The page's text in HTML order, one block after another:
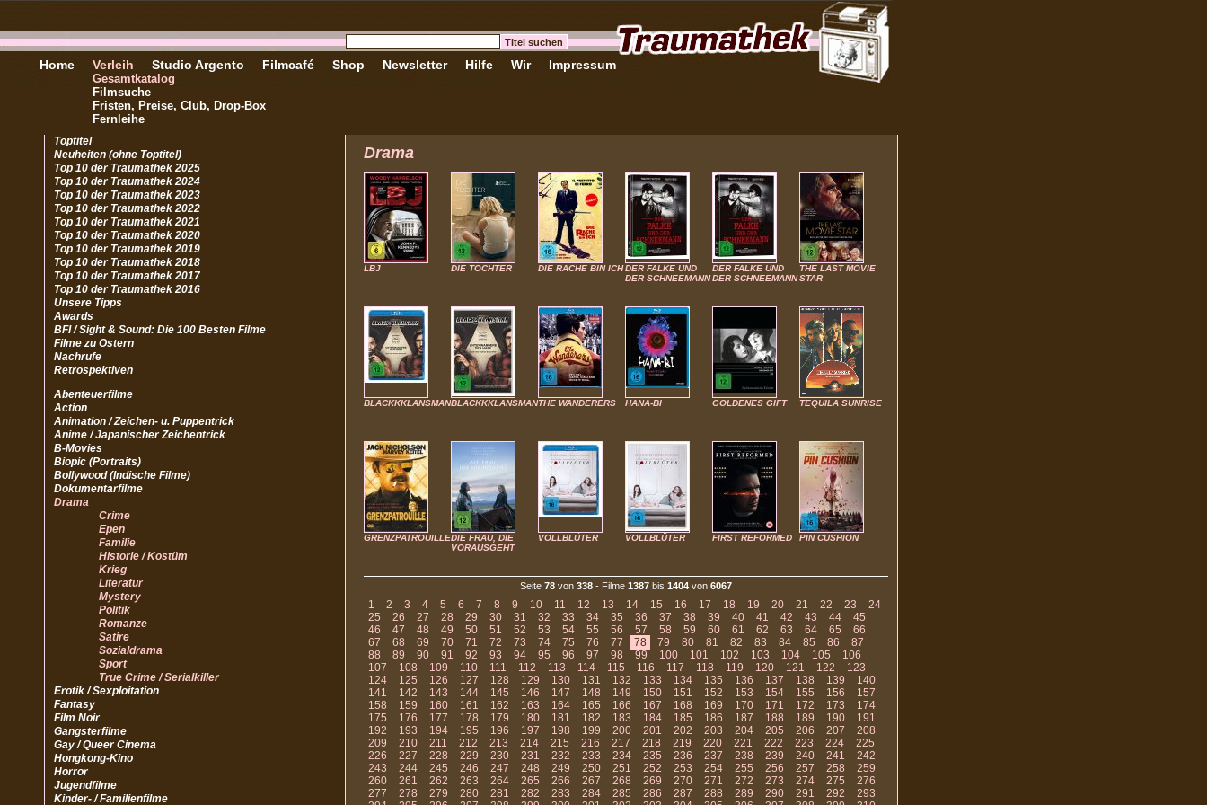
Home Verleih
Gesamtkatalog
Filmsuche
Fristen, Preise, Club, Drop-Box
Fernleihe
Studio Argento Filmcafé Shop Newsletter Hilfe Wir Impressum
Toptitel
Neuheiten (ohne Toptitel)
Top 10 der Traumathek 2025
Top 10 der Traumathek 2024
Top 10 der Traumathek 2023
Top 10 der Traumathek 2022
Top 10 der Traumathek 2021
Top 10 der Traumathek 2020
Top 10 der Traumathek 2019
Top 10 der Traumathek 2018
Top 10 der Traumathek 2017
Top 10 der Traumathek 2016
Unsere Tipps
Awards
BFI / Sight & Sound: Die 100 Besten Filme
Filme zu Ostern
Nachrufe
Retrospektiven
Abenteuerfilme
Action
Animation / Zeichen- u. Puppentrick
Anime / Japanischer Zeichentrick
B-Movies
Biopic (Portraits)
Bollywood (Indische Filme)
Dokumentarfilme
Drama
Crime
Epen
Familie
Historie / Kostüm
Krieg
Literatur
Mystery
Politik
Romanze
Satire
Sozialdrama
Sport
True Crime / Serialkiller
Erotik / Sexploitation
Fantasy
Film Noir
Gangsterfilme
Gay / Queer Cinema
Hongkong-Kino
Horror
Jugendfilme
Kinder- / Familienfilme
Drama
LBJ DIE TOCHTER DIE RACHE BIN ICHDER FALKE UND
DER SCHNEEMANN
DER FALKE UND
DER SCHNEEMANN
THE LAST MOVIE
STAR
BLACKKKLANSMANBLACKKKLANSMANTHE WANDERERS HANA-BI GOLDENES GIFT TEQUILA SUNRISE
GRENZPATROUILLEDIE FRAU, DIE
VORAUSGEHT
VOLLBLÜTER VOLLBLÜTER FIRST REFORMED PIN CUSHION
Seite 78 von 338 - Filme 1387 bis 1404 von 6067
1 2 3 4 5 6 7 8 9 10 11 12 13 14 15 16 17 18 19 20 21 22 23
24
25
26 27 28 29 30 31 32 33 34 35 36 37 38 39 40 41 42 43 44
45
46
47 48 49 50 51 52 53 54 55 56 57 58 59 60 61 62 63 64 65
66
67
68 69 70 71 72 73 74 75 76 77 78 79 80 81 82 83 84 85 86
87
88
89 90 91 92 93 94 95 96 97 98 99 100 101 102 103 104 105
106
107
108 109 110 111 112 113 114 115 116 117 118 119 120 121 122
123
124
125 126 127 128 129 130 131 132 133 134 135 136 137 138 139
140
141
142 143 144 145 146 147 148 149 150 151 152 153 154 155 156
157
158
159 160 161 162 163 164 165 166 167 168 169 170 171 172 173
174
175
176 177 178 179 180 181 182 183 184 185 186 187 188 189 190
191
192
193 194 195 196 197 198 199 200 201 202 203 204 205 206 207
208
209
210 211 212 213 214 215 216 217 218 219 220 221 222 223 224
225
226
227 228 229 230 231 232 233 234 235 236 237 238 239 240 241
242
243
244 245 246 247 248 249 250 251 252 253 254 255 256 257 258
259
260
261 262 263 264 265 266 267 268 269 270 271 272 273 274 275
276
277
278 279 280 281 282 283 284 285 286 287 288 289 290 291 292
293